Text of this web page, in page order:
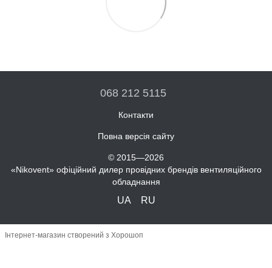
068 212 5115
Контакти
Повна версія сайту
© 2015—2026
«Nikovent» офіційний дилер провідних брендів вентиляційного
обладнання
UA RU
Інтернет-магазин створений з Хорошоп